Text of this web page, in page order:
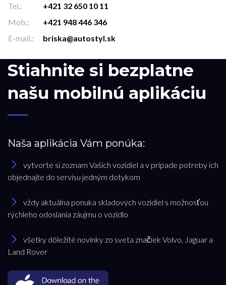
Tel.:
+421 32 650 10 11
Mob.:
+421 948 446 346
E-mail.:
briska@autostyl.sk
Stiahnite si bezplatne
našu mobilnú aplikáciu
Naša aplikácia Vám ponúka:
vytvorte si zoznam Vašich vozidiel a v prípade potreby ich
objednajte do servisu jedným dotykom
vždy aktuálna ponuka skladových vozidiel s možnosťou
rýchleho odoslania záujmu o vozidlo
všetky dôležité novinky zo sveta značiek Volvo, Jaguar a
Land Rover